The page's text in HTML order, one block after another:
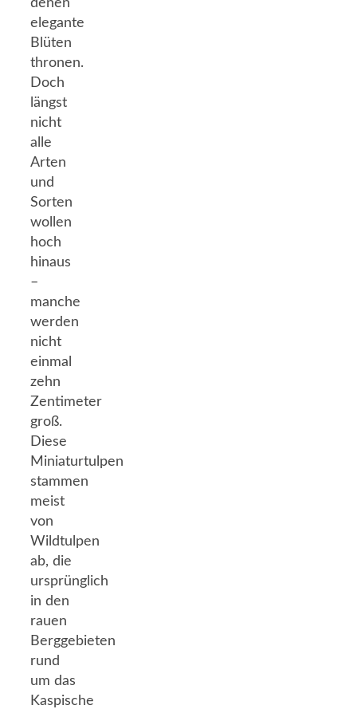
denen
elegante
Blüten
thronen.
Doch
längst
nicht
alle
Arten
und
Sorten
wollen
hoch
hinaus
–
manche
werden
nicht
einmal
zehn
Zentimeter
groß.
Diese
Miniaturtulpen
stammen
meist
von
Wildtulpen
ab, die
ursprünglich
in den
rauen
Berggebieten
rund
um das
Kaspische